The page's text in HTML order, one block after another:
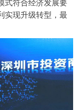
式符合经济发展要
实现升级转型，最